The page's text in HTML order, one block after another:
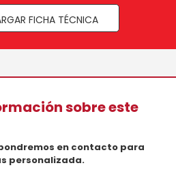
FICHA TÉCNICA
sobre este
en contacto para
personalizada.